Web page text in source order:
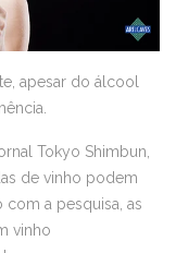
apesar do álcool
Tokyo Shimbun,
de vinho podem
com a pesquisa, as
vinho